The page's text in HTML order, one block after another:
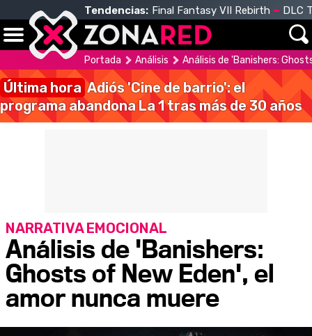
Tendencias: Final Fantasy VII Rebirth DLC
Portada Análisis Análisis de 'Banishers:
Última hora Adiós 'Cine de barrio': el
programa abandona La 1 tras más de 30 años
Análisis de 'Banishers:
Ghosts of New Eden', el
amor nunca muere
NARRATIVA EMOCIONAL